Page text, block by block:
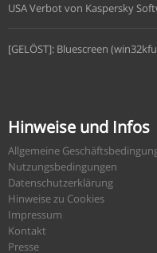
USA Verbot von Kaspersky
[GELÖST]: Bluescreen
Hinweise und Infos
Allgemeine
Nutzungsbedingungen
Datenschutzerklärung
Hinweise zu Cookies
Impressum
Kontakt
Presse